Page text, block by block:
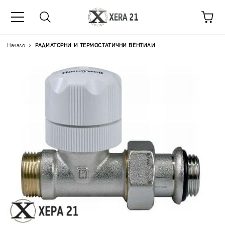
Начало РАДИАТОРНИ И ТЕРМОСТАТИЧНИ ВЕНТИЛИ